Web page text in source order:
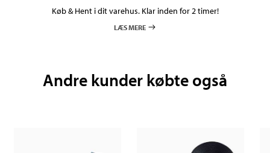
Køb & Hent i dit varehus. Klar inden for 2 timer!
LÆS MERE
Andre kunder købte også